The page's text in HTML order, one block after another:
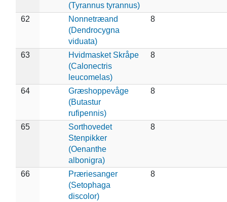
(Tyrannus tyrannus)
62
Nonnetræand
(Dendrocygna
viduata)
8
63
Hvidmasket Skråpe
(Calonectris
leucomelas)
8
64
Græshoppevåge
(Butastur
rufipennis)
8
65
Sorthovedet
Stenpikker
(Oenanthe
albonigra)
8
66
Præriesanger
(Setophaga
discolor)
8